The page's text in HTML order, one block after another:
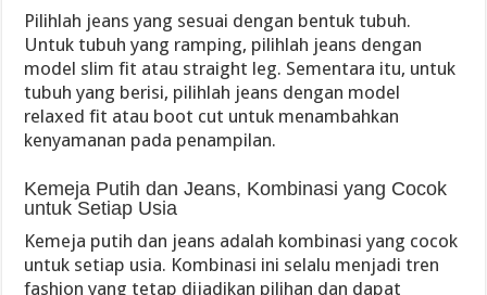
Pilihlah jeans yang sesuai dengan bentuk tubuh.
Untuk tubuh yang ramping, pilihlah jeans dengan
model slim fit atau straight leg. Sementara itu, untuk
tubuh yang berisi, pilihlah jeans dengan model
relaxed fit atau boot cut untuk menambahkan
kenyamanan pada penampilan.
Kemeja Putih dan Jeans, Kombinasi yang Cocok
untuk Setiap Usia
Kemeja putih dan jeans adalah kombinasi yang cocok
untuk setiap usia. Kombinasi ini selalu menjadi tren
fashion yang tetap dijadikan pilihan dan dapat